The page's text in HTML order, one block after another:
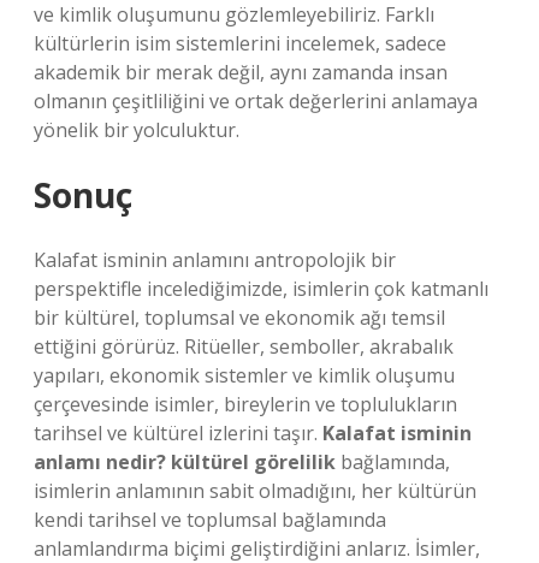
ve kimlik oluşumunu gözlemleyebiliriz. Farklı
kültürlerin isim sistemlerini incelemek, sadece
akademik bir merak değil, aynı zamanda insan
olmanın çeşitliliğini ve ortak değerlerini anlamaya
yönelik bir yolculuktur.
Sonuç
Kalafat isminin anlamını antropolojik bir
perspektifle incelediğimizde, isimlerin çok katmanlı
bir kültürel, toplumsal ve ekonomik ağı temsil
ettiğini görürüz. Ritüeller, semboller, akrabalık
yapıları, ekonomik sistemler ve kimlik oluşumu
çerçevesinde isimler, bireylerin ve toplulukların
tarihsel ve kültürel izlerini taşır. Kalafat isminin
anlamı nedir? kültürel görelilik bağlamında,
isimlerin anlamının sabit olmadığını, her kültürün
kendi tarihsel ve toplumsal bağlamında
anlamlandırma biçimi geliştirdiğini anlarız. İsimler,